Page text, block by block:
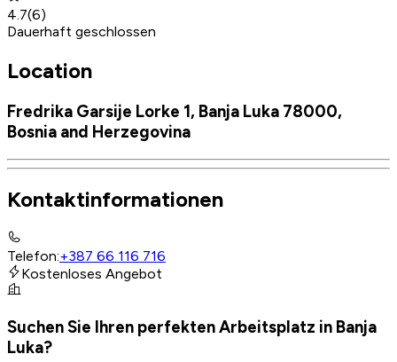
4.7(6)
Dauerhaft geschlossen
Location
Fredrika Garsije Lorke 1, Banja Luka 78000,
Bosnia and Herzegovina
Kontaktinformationen
Telefon:+387 66 116 716
Kostenloses Angebot
Suchen Sie Ihren perfekten Arbeitsplatz in Banja
Luka?